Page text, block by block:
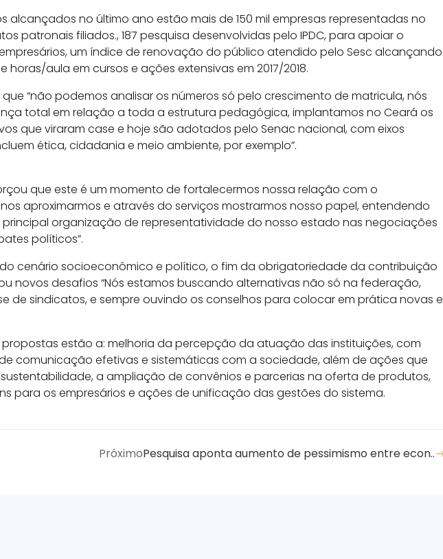
alcançados no último ano estão mais de 150 mil empresas representadas no
patronais filiados., 187 pesquisa desenvolvidas pelo IPDC, para apoiar o
um índice de renovação do público atendido pelo Sesc alcançando
horas/aula em cursos e ações extensivas em 2017/2018.
“não podemos analisar os números só pelo crescimento de matricula, nós
total em relação a toda a estrutura pedagógica, implantamos no Ceará os
que viraram case e hoje são adotados pelo Senac nacional, com eixos
ética, cidadania e meio ambiente, por exemplo”.
que este é um momento de fortalecermos nossa relação com o
aproximarmos e através do serviços mostrarmos nosso papel, entendendo
organização de representatividade do nosso estado nas negociações
políticos”.
cenário socioeconômico e político, o fim da obrigatoriedade da contribuição
novos desafios “Nós estamos buscando alternativas não só na federação,
de sindicatos, e sempre ouvindo os conselhos para colocar em prática novas e
propostas estão a: melhoria da percepção da atuação das instituições, com
comunicação efetivas e sistemáticas com a sociedade, além de ações que
a ampliação de convênios e parcerias na oferta de produtos,
para os empresários e ações de unificação das gestões do sistema.
PróximoPesquisa aponta aumento de pessimismo entre econ..